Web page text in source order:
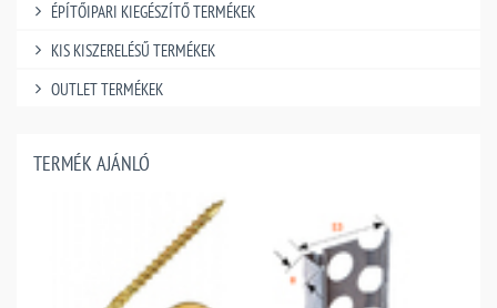
ÉPÍTŐIPARI KIEGÉSZÍTŐ TERMÉKEK
KIS KISZERELÉSŰ TERMÉKEK
OUTLET TERMÉKEK
TERMÉK AJÁNLÓ